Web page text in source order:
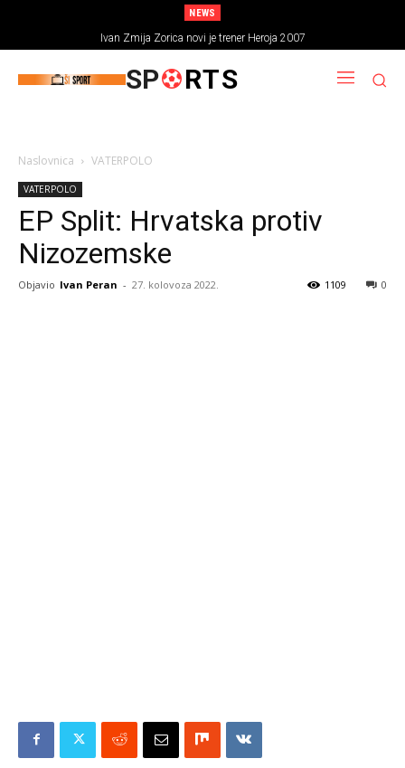
NEWS
Ivan Zmija Zorica novi je trener Heroja 2007
SP RTS
Naslovnica VATERPOLO
VATERPOLO
EP Split: Hrvatska protiv
Nizozemske
Objavio Ivan Peran - 27. kolovoza 2022. 0
1109